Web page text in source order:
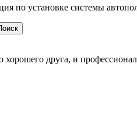
по установке системы
друга, и